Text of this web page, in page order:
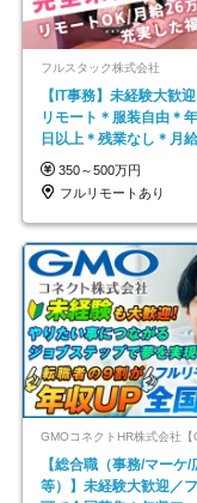
フルスタック株式会社
【IT事務】未経験大歓
リモート＊服装自由＊
日以上＊残業なし＊月
以上
350～500万円
フルリモートあり
【総合職（事務/マーケ/
等）】未経験大歓迎／